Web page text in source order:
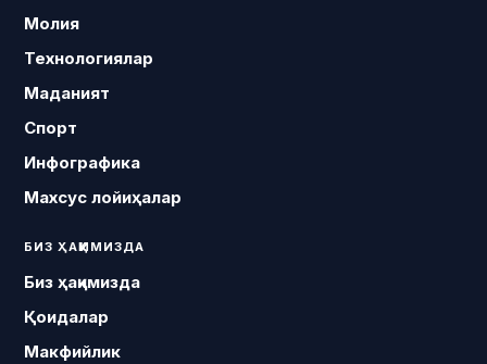
Молия
Технологиялар
Маданият
Спорт
Инфографика
Махсус лойиҳалар
БИЗ ҲАҚИМИЗДА
Биз ҳақимизда
Қоидалар
Макфийлик